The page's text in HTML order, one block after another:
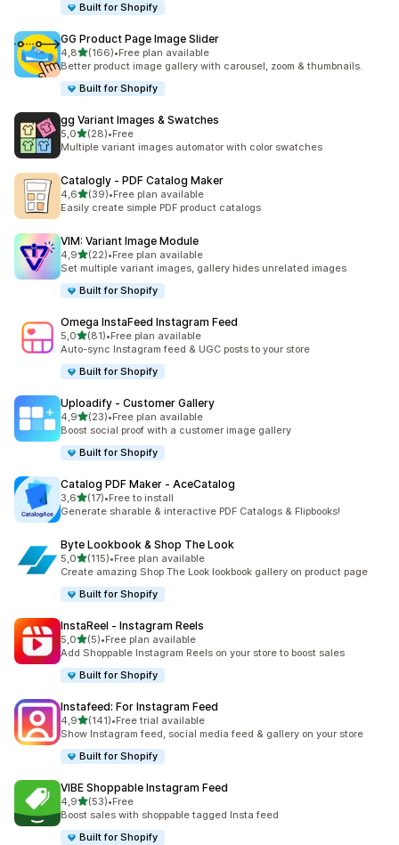
Built for Shopify
GG Product Page Image Slider
4,8av 5 stjerner
(166)
Totalt 166 omtaler
•Free plan available
Better product image gallery with carousel, zoom & thumbnails.
Built for Shopify
gg Variant Images & Swatches
5,0av 5 stjerner
(28)
Totalt 28 omtaler
•Free
Multiple variant images automator with color swatches
Catalogly ‑ PDF Catalog Maker
4,6av 5 stjerner
(39)
Totalt 39 omtaler
•Free plan available
Easily create simple PDF product catalogs
VIM: Variant Image Module
4,9av 5 stjerner
(22)
Totalt 22 omtaler
•Free plan available
Set multiple variant images, gallery hides unrelated images
Built for Shopify
Omega InstaFeed Instagram Feed
5,0av 5 stjerner
(81)
Totalt 81 omtaler
•Free plan available
Auto-sync Instagram feed & UGC posts to your store
Built for Shopify
Uploadify ‑ Customer Gallery
4,9av 5 stjerner
(23)
Totalt 23 omtaler
•Free plan available
Boost social proof with a customer image gallery
Built for Shopify
Catalog PDF Maker ‑ AceCatalog
3,6av 5 stjerner
(17)
Totalt 17 omtaler
•Free to install
Generate sharable & interactive PDF Catalogs & Flipbooks!
Byte Lookbook & Shop The Look
5,0av 5 stjerner
(115)
Totalt 115 omtaler
•Free plan available
Create amazing Shop The Look lookbook gallery on product page
Built for Shopify
InstaReel ‑ Instagram Reels
5,0av 5 stjerner
(5)
Totalt 5 omtaler
•Free plan available
Add Shoppable Instagram Reels on your store to boost sales
Built for Shopify
Instafeed: For Instagram Feed
4,9av 5 stjerner
(141)
Totalt 141 omtaler
•Free trial available
Show Instagram feed, social media feed & gallery on your store
Built for Shopify
VIBE Shoppable Instagram Feed
4,9av 5 stjerner
(53)
Totalt 53 omtaler
•Free
Boost sales with shoppable tagged Insta feed
Built for Shopify